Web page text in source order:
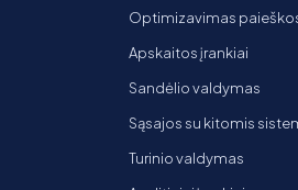
Optimizavimas
Apskaitos įrankiai
Sandėlio valdymas
Sąsajos su kitomis
Turinio valdymas